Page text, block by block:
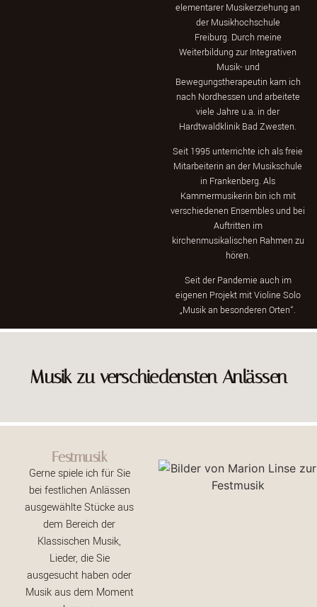
elementarer Musikerziehung an
der Musikhochschule
Freiburg. Durch meine
Weiterbildung zur Integrativen
Musik- und
Bewegungstherapeutin kam ich
nach Nordhessen und arbeitete
viele Jahre u.a. in der
Hardtwaldklinik Bad Zwesten.
Seit 1995 unterrichte ich als freie
Mitarbeiterin an der Musikschule
in Frankenberg. Als
Kammermusikerin bin ich mit
verschiedenen Ensembles und bei
Auftritten im
kirchenmusikalischen Rahmen zu
hören.
Seit der Pandemie auch im
eigenen Projekt mit Violine Solo
„Musik an besonderen Orten“.
Musik zu verschiedensten Anlässen
Festmusik
Gerne spiele ich für Sie
bei festlichen Anlässen
ausgewählte Stücke aus
dem Bereich der
Klassischen Musik,
Lieder, die Sie
ausgesucht haben oder
Musik aus dem Moment